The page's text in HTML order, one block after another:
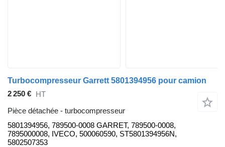
Turbocompresseur Garrett 5801394956 pour camion
2 250 € HT
Pièce détachée - turbocompresseur
5801394956, 789500-0008 GARRET, 789500-0008,
7895000008, IVECO, 500060590, ST5801394956N,
5802507353